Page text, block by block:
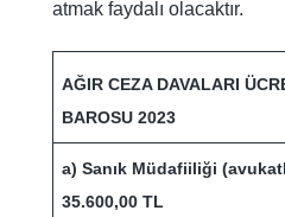
atmak faydalı olacaktır.
AĞIR CEZA DAVALARI
BAROSU 2023
a) Sanık Müdafiiliği
35.600,00 TL